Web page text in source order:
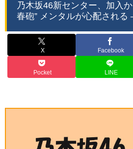
乃木坂46新センター、加入
春砲” メンタルが心配される
X Facebook
Pocket LINE